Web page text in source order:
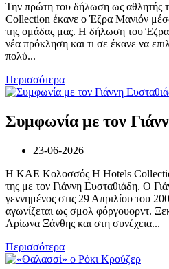
Την πρώτη του δήλωση ως αθλητής
Collection έκανε ο Έζρα Μανιόν
της ομάδας μας. Η δήλωση του
νέα πρόκληση και τι σε έκανε να
πολύ...
Περισσότερα
Συμφωνία με τον
23-06-2026
Η ΚΑΕ Κολοσσός H Hotels
της με τον Γιάννη Ευσταθιάδη. Ο
γεννημένος στις 29 Απριλίου του
αγωνίζεται ως σμολ φόργουορντ.
Αρίωνα Ξάνθης και στη συνέχεια...
Περισσότερα